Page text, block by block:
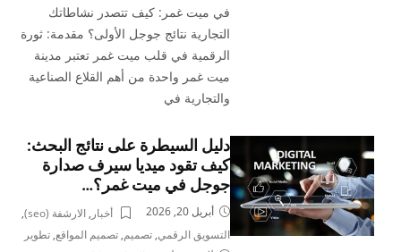
في ميت غمر: كيف تتصدر نشاطاتك
التجارية نتائج جوجل الأولى؟ مقدمة: ثورة
الرقمية في قلب ميت غمر تعتبر مدينة
ميت غمر واحدة من أهم القلاع الصناعية
والتجارية في
دليل السيطرة على نتائج البحث:
كيف تقود ميديا سيرف صدارة
جوجل في ميت غمر؟…
أبريل 20, 2026 أخبار ,الارشفة (seo)
,
التسويق الرقمي,تصميم,تصميم المواقع,تطوير